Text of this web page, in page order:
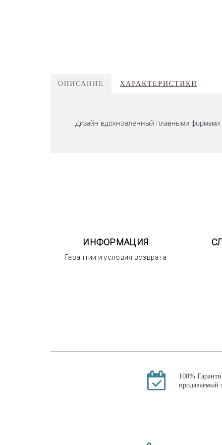
ОПИСАНИЕ ХАРАКТЕРИСТИКИ
Дизайн вдохновленный плавными формами
ИНФОРМАЦИЯ
Гарантии и условия возврата
100%
продаваемый